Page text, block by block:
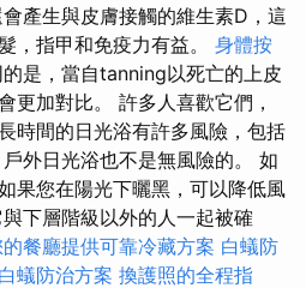
產生與皮膚接觸的維生素D，這
，指甲和免疫力有益。 身體按
是，當自tanning以死亡的上皮
更加對比。 許多人喜歡它們，
時間的日光浴有許多風險，包括
外日光浴也不是無風險的。 如
果您在陽光下曬黑，可以降低風
下層階級以外的人一起被確
餐廳提供可靠冷藏方案 白蟻防
蟻防治方案 換護照的全程指